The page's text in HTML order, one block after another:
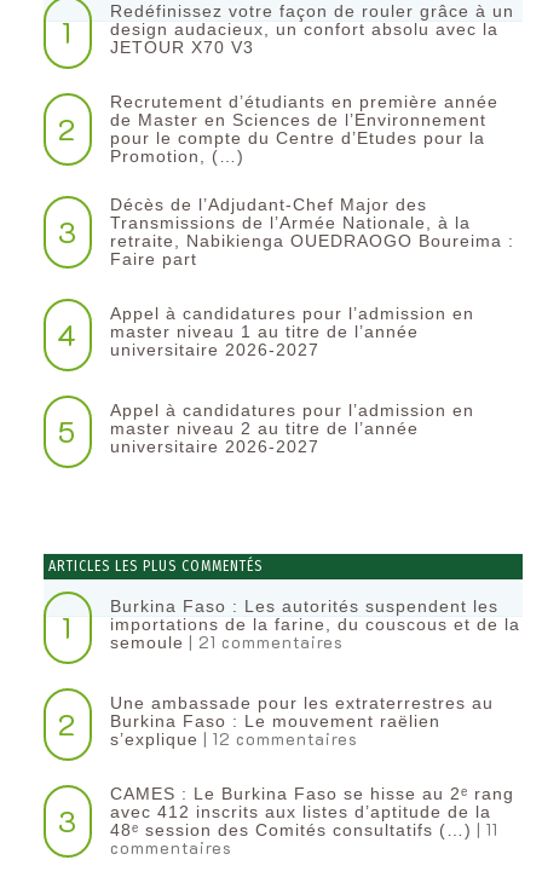
1
Redéfinissez votre façon de rouler grâce à un
design audacieux, un confort absolu avec la
JETOUR X70 V3
2
Recrutement d’étudiants en première année
de Master en Sciences de l’Environnement
pour le compte du Centre d’Etudes pour la
Promotion, (…)
3
Décès de l’Adjudant-Chef Major des
Transmissions de l’Armée Nationale, à la
retraite, Nabikienga OUEDRAOGO Boureima :
Faire part
4
Appel à candidatures pour l’admission en
master niveau 1 au titre de l’année
universitaire 2026-2027
5
Appel à candidatures pour l’admission en
master niveau 2 au titre de l’année
universitaire 2026-2027
ARTICLES LES PLUS COMMENTÉS
1
Burkina Faso : Les autorités suspendent les
importations de la farine, du couscous et de la
semoule | 21 commentaires
2
Une ambassade pour les extraterrestres au
Burkina Faso : Le mouvement raëlien
s’explique | 12 commentaires
3
CAMES : Le Burkina Faso se hisse au 2ᵉ rang
avec 412 inscrits aux listes d’aptitude de la
48ᵉ session des Comités consultatifs (…) | 11
commentaires